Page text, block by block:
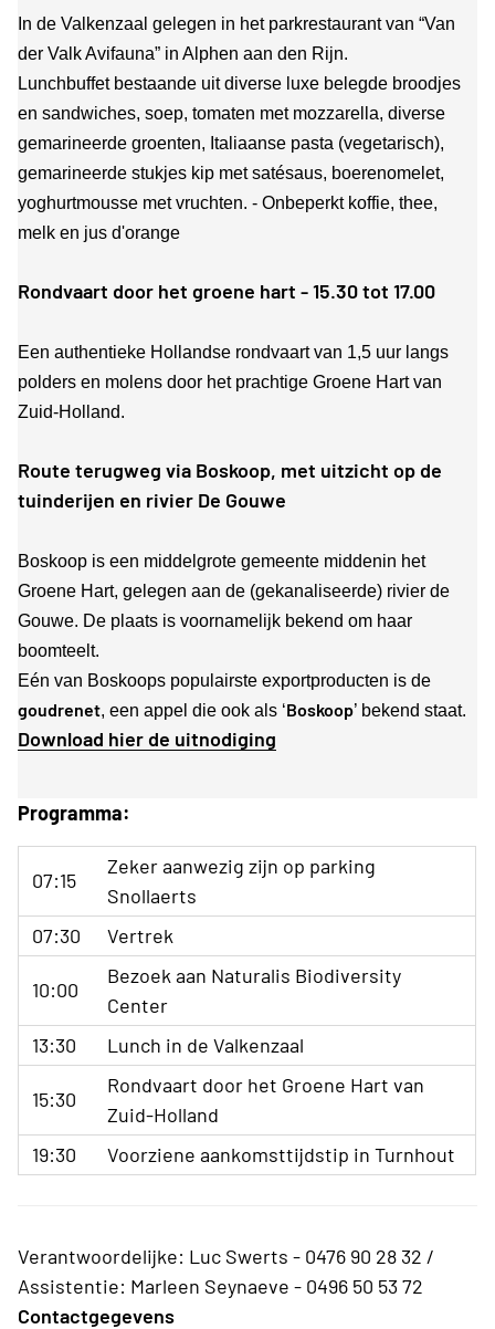
In de Valkenzaal gelegen in het parkrestaurant van “Van
der Valk Avifauna” in Alphen aan den Rijn.
Lunchbuffet bestaande uit diverse luxe belegde broodjes
en sandwiches, soep, tomaten met mozzarella, diverse
gemarineerde groenten, Italiaanse pasta (vegetarisch),
gemarineerde stukjes kip met satésaus, boerenomelet,
yoghurtmousse met vruchten. - Onbeperkt koffie, thee,
melk en jus d'orange
Rondvaart door het groene hart - 15.30 tot 17.00
Een authentieke Hollandse rondvaart van 1,5 uur langs
polders en molens door het prachtige Groene Hart van
Zuid-Holland.
Route terugweg via Boskoop, met uitzicht op de
tuinderijen en rivier De Gouwe
Boskoop is een middelgrote gemeente middenin het
Groene Hart, gelegen aan de (gekanaliseerde) rivier de
Gouwe. De plaats is voornamelijk bekend om haar
boomteelt.
Eén van Boskoops populairste exportproducten is de
goudrenet, een appel die ook als ‘Boskoop’ bekend staat.
Download hier de uitnodiging
Programma:
07:15
Zeker aanwezig zijn op parking
Snollaerts
07:30
Vertrek
10:00
Bezoek aan Naturalis Biodiversity
Center
13:30
Lunch in de Valkenzaal
15:30
Rondvaart door het Groene Hart van
Zuid-Holland
19:30
Voorziene aankomsttijdstip in Turnhout
Verantwoordelijke: Luc Swerts - 0476 90 28 32 /
Assistentie: Marleen Seynaeve - 0496 50 53 72
Contactgegevens